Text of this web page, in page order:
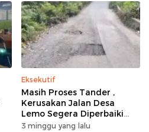
Eksekutif
Masih Proses Tander ,
Kerusakan Jalan Desa
Lemo Segera Diperbaiki
Tahun Ini
3 minggu yang lalu